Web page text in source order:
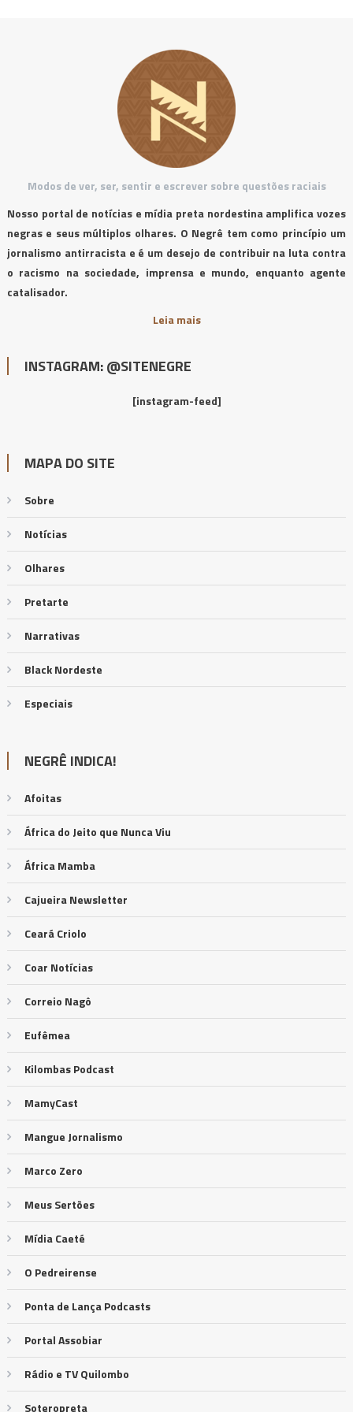
Modos de ver, ser, sentir e escrever sobre questões raciais
Nosso portal de notícias e mídia preta nordestina amplifica vozes
negras e seus múltiplos olhares. O Negrê tem como princípio um
jornalismo antirracista e é um desejo de contribuir na luta contra
o racismo na sociedade, imprensa e mundo, enquanto agente
catalisador.
Leia mais
INSTAGRAM: @SITENEGRE
[instagram-feed]
MAPA DO SITE
Sobre
Notícias
Olhares
Pretarte
Narrativas
Black Nordeste
Especiais
NEGRÊ INDICA!
Afoitas
África do Jeito que Nunca Viu
África Mamba
Cajueira Newsletter
Ceará Criolo
Coar Notícias
Correio Nagô
Eufêmea
Kilombas Podcast
MamyCast
Mangue Jornalismo
Marco Zero
Meus Sertões
Mídia Caeté
O Pedreirense
Ponta de Lança Podcasts
Portal Assobiar
Rádio e TV Quilombo
Soteropreta